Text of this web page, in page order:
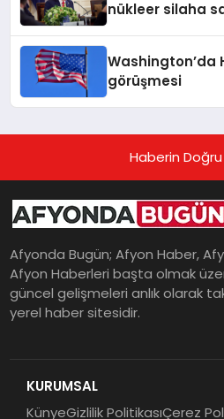
nükleer silaha
Washington’da
görüşmesi
Haberin
Afyonda Bugün; Afyon Haber,
Afyon Haberleri başta olmak
güncel gelişmeleri anlık olarak
yerel haber sitesidir.
KURUMSAL
KünyeGizlilik PolitikasıÇerez